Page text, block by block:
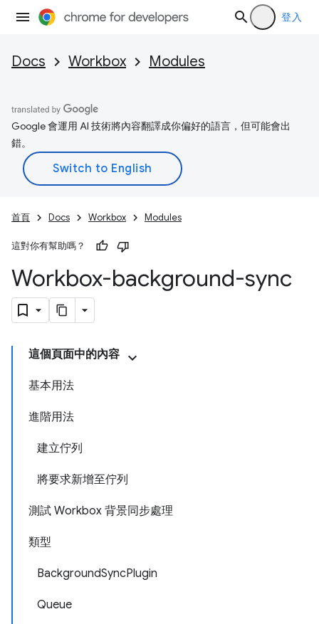
登入
Docs Workbox Modules
Google 會運用 AI 技術將內容翻譯成你偏好的語言，但可能會出
錯。
首頁 Docs Workbox Modules
這對你有幫助嗎？
Workbox-background-sync
這個頁面中的內容
基本用法
進階用法
建立佇列
將要求新增至佇列
測試 Workbox 背景同步處理
類型
BackgroundSyncPlugin
Queue